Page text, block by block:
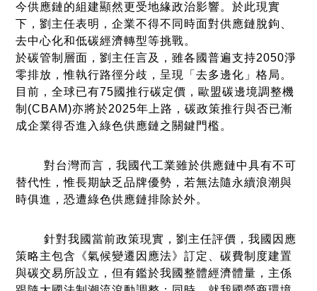
今供應鏈的組建顯然更受地緣政治影響。於此現實
下，劉主任表明，企業不得不同時面對供應鏈脫鉤、
去中心化和低碳經濟轉型等挑戰。
於碳管制層面，劉主任言及，雖各國普遍支持2050淨
零排放，惟執行路徑分歧，呈現「去多邊化」格局。
目前，全球已有75國推行碳定價，歐盟碳邊境調整機
制(CBAM)亦將於2025年上路，碳政策推行與否已漸
成企業得否進入綠色供應鏈之關鍵門檻。
對台灣而言，我國代工業雖於供應鏈中具有不可
替代性，惟長期缺乏品牌優勢，若無法隨永續浪潮與
時俱進，恐遭綠色供應鏈排除於外。
針對我國當前政策現實，劉主任評價，我國因應
策略主包含《氣候變遷因應法》訂定、碳費制度建置
與碳交易所設立，但有鑑於我國整體經濟體量，主係